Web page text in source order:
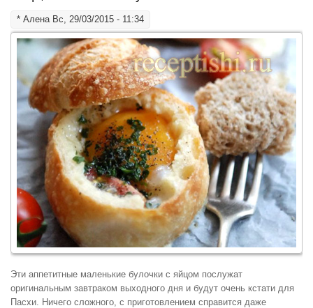
* АленаВс, 29/03/2015 - 11:34
Эти аппетитные маленькие булочки с яйцом послужат
оригинальным завтраком выходного дня и будут очень кстати для
Пасхи. Ничего сложного, с приготовлением справится даже